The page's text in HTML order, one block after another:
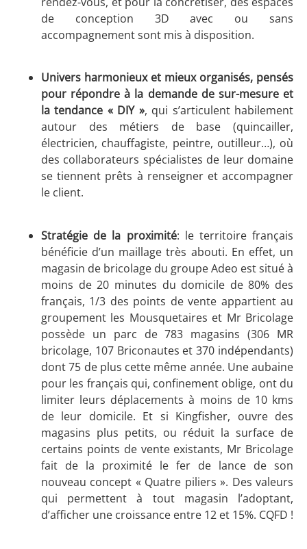
de conception 3D avec ou sans
accompagnement sont mis à disposition.
Univers harmonieux et mieux organisés, pensés
pour répondre à la demande de sur-mesure et
la tendance « DIY », qui s’articulent habilement
autour des métiers de base (quincailler,
électricien, chauffagiste, peintre, outilleur…), où
des collaborateurs spécialistes de leur domaine
se tiennent prêts à renseigner et accompagner
le client.
Stratégie de la proximité: le territoire français
bénéficie d’un maillage très abouti. En effet, un
magasin de bricolage du groupe Adeo est situé à
moins de 20 minutes du domicile de 80% des
français, 1/3 des points de vente appartient au
groupement les Mousquetaires et Mr Bricolage
possède un parc de 783 magasins (306 MR
bricolage, 107 Briconautes et 370 indépendants)
dont 75 de plus cette même année. Une aubaine
pour les français qui, confinement oblige, ont du
limiter leurs déplacements à moins de 10 kms
de leur domicile. Et si Kingfisher, ouvre des
magasins plus petits, ou réduit la surface de
certains points de vente existants, Mr Bricolage
fait de la proximité le fer de lance de son
nouveau concept « Quatre piliers ». Des valeurs
qui permettent à tout magasin l’adoptant,
d’afficher une croissance entre 12 et 15%. CQFD !